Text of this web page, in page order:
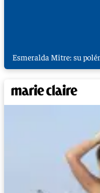
Esmeralda Mitre: su